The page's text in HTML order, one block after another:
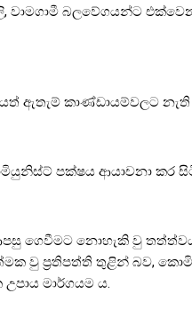
වාමගාමී බලවේගයන්ට
ඇතැම් කාණ්ඩායම්වලට
පක්ෂය ආයාචනා කර
ගෙවීමට නොහැකි වු
වු ප්‍රතිපත්ති තුළින් බව,
මාර්ගයම ය.